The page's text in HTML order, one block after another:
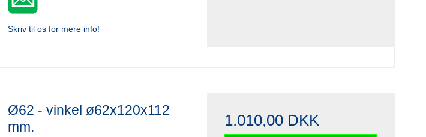
Skriv til os for mere info!
Ø62 - vinkel ø62x120x112
mm.
1.010,00 DKK